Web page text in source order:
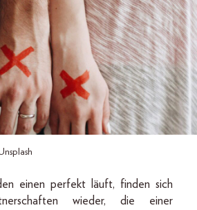
einen perfekt läuft, finden sich
wieder, die einer